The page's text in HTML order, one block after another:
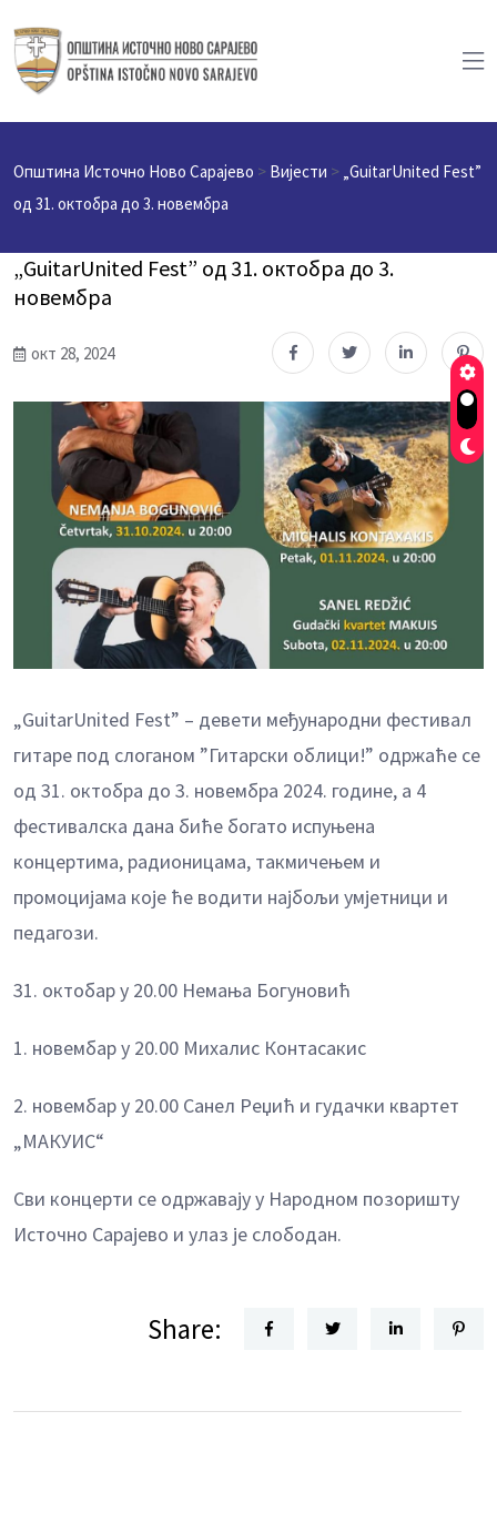
Општина Источно Ново Сарајево > Вијести > „GuitarUnited Fest”
од 31. октобра до 3. новембра
„GuitarUnited Fest” од 31. октобра до 3.
новембра
окт 28, 2024
„GuitarUnited Fest” – девети међународни фестивал
гитаре под слоганом ”Гитарски облици!” одржаће се
од 31. октобра до 3. новембра 2024. године, a 4
фестивалска дана биће богато испуњена
концертима, радионицама, такмичењем и
промоцијама које ће водити најбољи умјетници и
педагози.
31. октобар у 20.00 Немања Богуновић
1. новембар у 20.00 Михалис Контасакис
2. новембар у 20.00 Санел Реџић и гудачки квартет
„МАКУИС“
Сви концерти се одржавају у Народном позоришту
Источно Сарајево и улаз је слободан.
Share: